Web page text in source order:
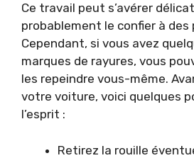
Ce travail peut s’avérer
probablement le confier à des
Cependant, si vous avez
marques de rayures, vous
les repeindre vous-même.
votre voiture, voici quelques
l’esprit :
Retirez la rouille